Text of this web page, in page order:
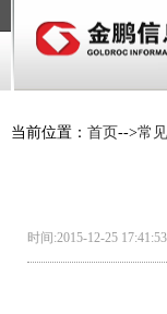
当前位置： 首页-->常
时间:2015-12-25